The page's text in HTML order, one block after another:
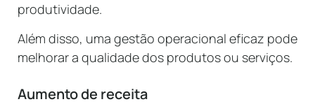
produtividade.
Além disso, uma gestão operacional eficaz pode
melhorar a qualidade dos produtos ou serviços.
Aumento de receita